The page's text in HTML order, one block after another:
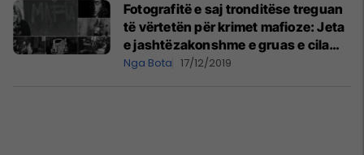
Fotografitë e saj tronditëse treguan
të vërtetën për krimet mafioze: Jeta
e jashtëzakonshme e gruas e cila
guxoi të “ballafaqohej” me vrasësit
Nga Bota 17/12/2019